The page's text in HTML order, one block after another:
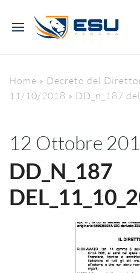
Home » Decreto del
11/10/2018 » DD_n_187
12 Ottobre
DD_N_187